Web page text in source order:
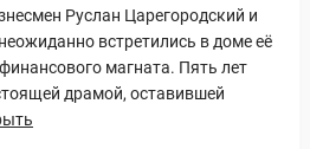
Руслан Царегородский и
встретились в доме её
магната. Пять лет
драмой, оставившей